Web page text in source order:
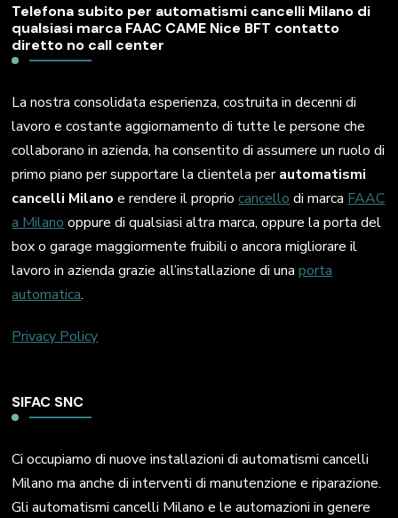
Telefona subito per automatismi cancelli Milano di
qualsiasi marca FAAC CAME Nice BFT contatto
diretto no call center
La nostra consolidata esperienza, costruita in decenni di
lavoro e costante aggiornamento di tutte le persone che
collaborano in azienda, ha consentito di assumere un ruolo di
primo piano per supportare la clientela perautomatismi
cancelli Milano e rendere il propriocancello di marca FAAC
a Milano oppure di qualsiasi altra marca, oppure la porta del
box o garage maggiormente fruibili o ancora migliorare il
lavoro in azienda grazie all’installazione di unaporta
automatica.
Privacy Policy
SIFAC SNC
Ci occupiamo di nuove installazioni di automatismi cancelli
Milano ma anche di interventi di manutenzione e riparazione.
Gli automatismi cancelli Milano e le automazioni in genere